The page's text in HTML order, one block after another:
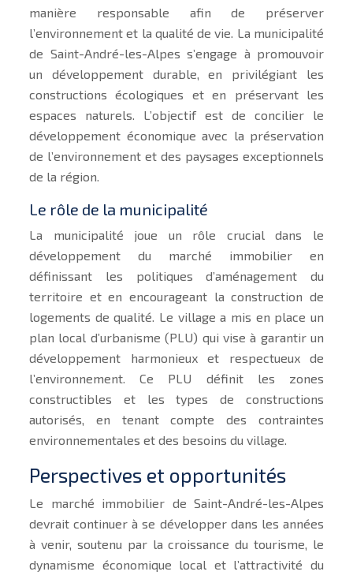
manière responsable afin de préserver
l’environnement et la qualité de vie. La municipalité
de Saint-André-les-Alpes s’engage à promouvoir
un développement durable, en privilégiant les
constructions écologiques et en préservant les
espaces naturels. L’objectif est de concilier le
développement économique avec la préservation
de l’environnement et des paysages exceptionnels
de la région.
Le rôle de la municipalité
La municipalité joue un rôle crucial dans le
développement du marché immobilier en
définissant les politiques d’aménagement du
territoire et en encourageant la construction de
logements de qualité. Le village a mis en place un
plan local d’urbanisme (PLU) qui vise à garantir un
développement harmonieux et respectueux de
l’environnement. Ce PLU définit les zones
constructibles et les types de constructions
autorisés, en tenant compte des contraintes
environnementales et des besoins du village.
Perspectives et opportunités
Le marché immobilier de Saint-André-les-Alpes
devrait continuer à se développer dans les années
à venir, soutenu par la croissance du tourisme, le
dynamisme économique local et l’attractivité du